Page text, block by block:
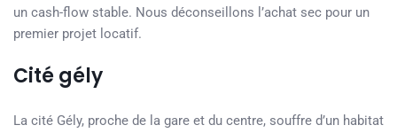
un cash-flow stable. Nous déconseillons l’achat sec pour un
premier projet locatif.
Cité gély
La cité Gély, proche de la gare et du centre, souffre d’un habitat